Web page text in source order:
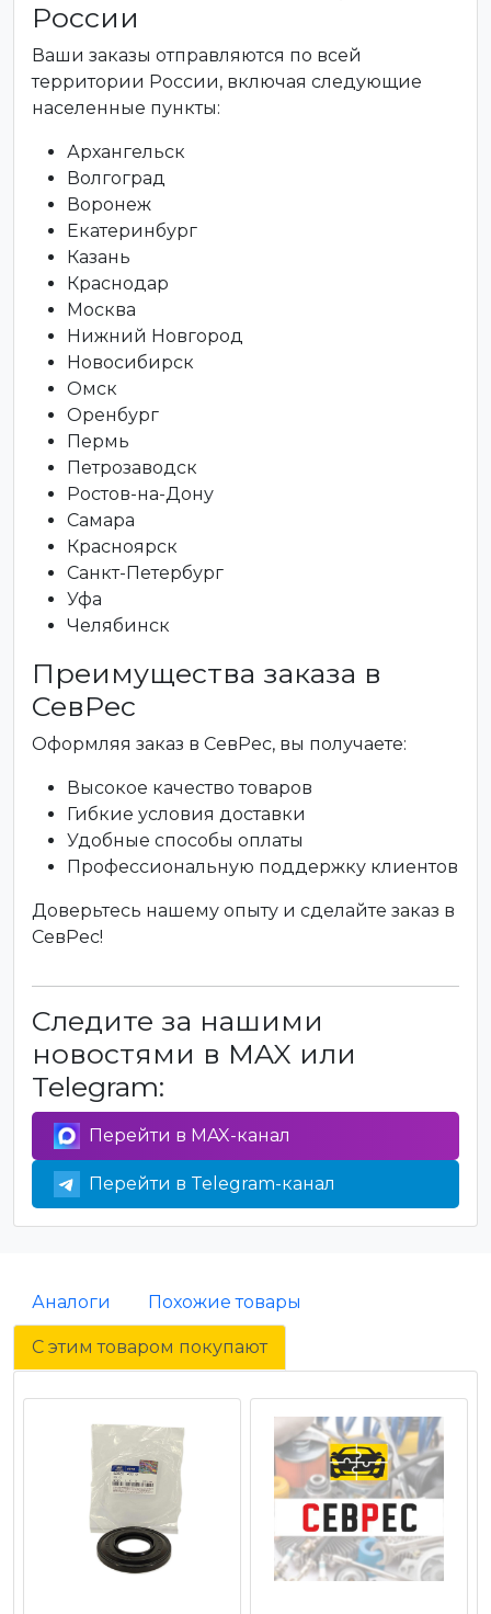
России
Ваши заказы отправляются по всей
территории России, включая следующие
населенные пункты:
Архангельск
Волгоград
Воронеж
Екатеринбург
Казань
Краснодар
Москва
Нижний Новгород
Новосибирск
Омск
Оренбург
Пермь
Петрозаводск
Ростов-на-Дону
Самара
Красноярск
Санкт-Петербург
Уфа
Челябинск
Преимущества заказа в
СевРес
Оформляя заказ в СевРес, вы получаете:
Высокое качество товаров
Гибкие условия доставки
Удобные способы оплаты
Профессиональную поддержку клиентов
Доверьтесь нашему опыту и сделайте заказ в
СевРес!
Следите за нашими
новостями в MAX или
Telegram:
Перейти в MAX-канал
Перейти в Telegram-канал
Аналоги Похожие товары
С этим товаром покупают